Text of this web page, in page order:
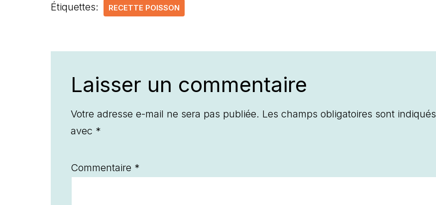
Étiquettes: RECETTE POISSON
Laisser un commentaire
Votre adresse e-mail ne sera pas publiée. Les champs obligatoires sont indiqués
avec *
Commentaire *